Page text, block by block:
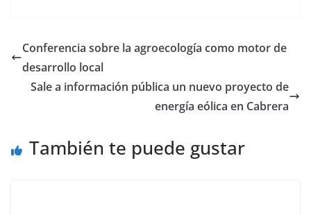
Conferencia sobre la agroecología como motor de
desarrollo local
Sale a información pública un nuevo proyecto de
energía eólica en Cabrera
También te puede gustar